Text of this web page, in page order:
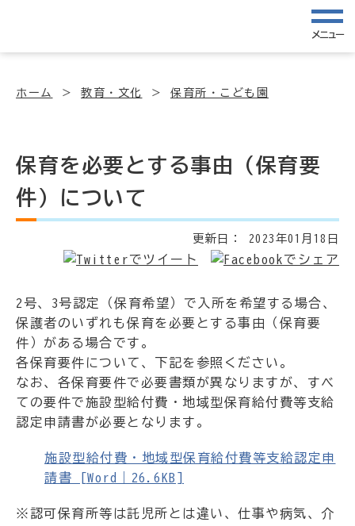
メニュー
ホーム 教育・文化 保育所・こども園
保育を必要とする事由（保育要
件）について
更新日： 2023年01月18日
2号、3号認定（保育希望）で入所を希望する場合、
保護者のいずれも保育を必要とする事由（保育要
件）がある場合です。
各保育要件について、下記を参照ください。
なお、各保育要件で必要書類が異なりますが、すべ
ての要件で施設型給付費・地域型保育給付費等支給
認定申請書が必要となります。
施設型給付費・地域型保育給付費等支給認定申
請書 [Word｜26.6KB]
※認可保育所等は託児所とは違い、仕事や病気、介